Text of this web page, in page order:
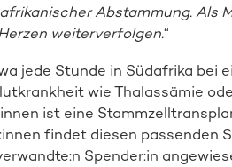
Abstammung. Als
weiterverfolgen.“
jede Stunde in Südafrika bei
wie Thalassämie
ist eine
findet diesen passenden
Spender:in